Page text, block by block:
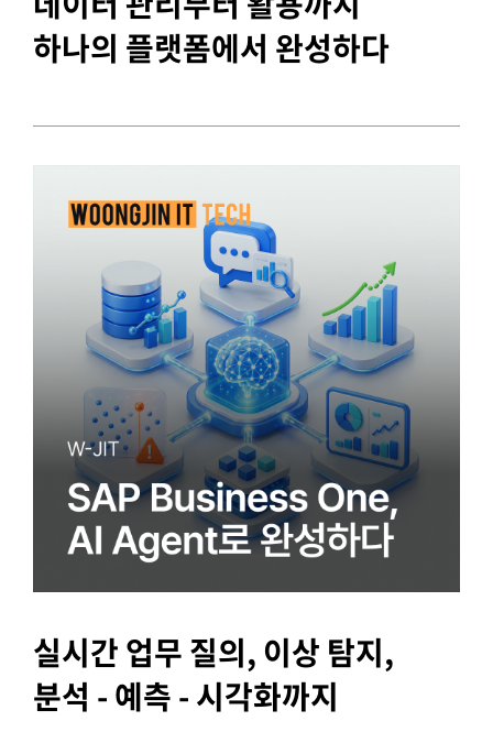
하나의 플랫폼에서 완성하다
실시간 업무 질의, 이상 탐지,
분석 - 예측 - 시각화까지